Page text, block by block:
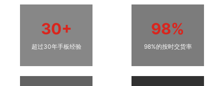
30+
超过30年手板经验
98%
98%的按时交货率